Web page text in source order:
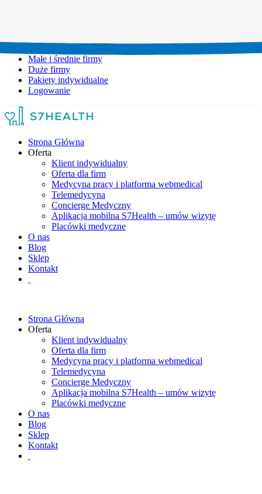
Małe i średnie firmy
Duże firmy
Pakiety indywidualne
Logowanie
Strona Główna
Oferta
Klient indywidualny
Oferta dla firm
Medycyna pracy i platforma webmedical
Telemedycyna
Concierge Medyczny
Aplikacja mobilna S7Health – umów wizytę
Placówki medyczne
O nas
Blog
Sklep
Kontakt
Strona Główna
Oferta
Klient indywidualny
Oferta dla firm
Medycyna pracy i platforma webmedical
Telemedycyna
Concierge Medyczny
Aplikacja mobilna S7Health – umów wizytę
Placówki medyczne
O nas
Blog
Sklep
Kontakt